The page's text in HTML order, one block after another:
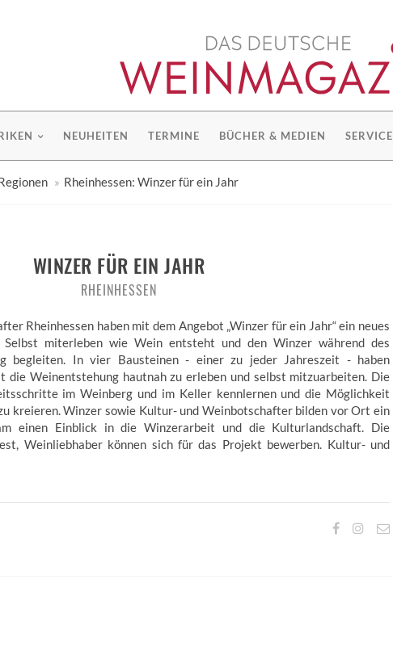
NEUHEITEN TERMINE BÜCHER & MEDIEN SERVICE
Rheinhessen: Winzer für ein Jahr
WINZER FÜR EIN JAHR
RHEINHESSEN
Rheinhessen haben mit dem Angebot „Winzer für ein Jahr“ ein neues
miterleben wie Wein entsteht und den Winzer während des
begleiten. In vier Bausteinen - einer zu jeder Jahreszeit - haben
die Weinentstehung hautnah zu erleben und selbst mitzuarbeiten. Die
im Weinberg und im Keller kennlernen und die Möglichkeit
kreieren. Winzer sowie Kultur- und Weinbotschafter bilden vor Ort ein
einen Einblick in die Winzerarbeit und die Kulturlandschaft. Die
Weinliebhaber können sich für das Projekt bewerben. Kultur- und